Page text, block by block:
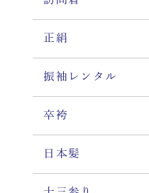
正絹
振袖レンタル
卒袴
日本髪